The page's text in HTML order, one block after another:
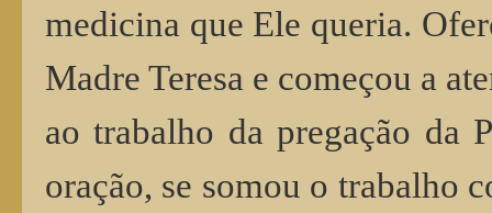
medicina que Ele queria.
Madre Teresa e começou a
ao trabalho da pregação da
oração, se somou o trabalho